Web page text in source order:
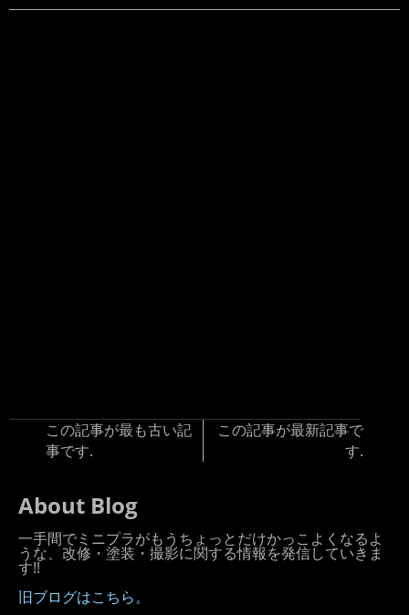
この記事が最も古い記
事です.
この記事が最新記事で
す.
About Blog
一手間でミニプラがもうちょっとだけかっこよくなるよ
うな、改修・塗装・撮影に関する情報を発信していきま
す!!
旧ブログはこちら。